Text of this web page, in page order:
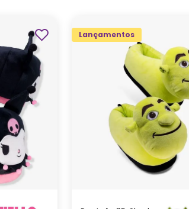
Lançamentos
G GG M
ADICIONAR AO
CARRINHO